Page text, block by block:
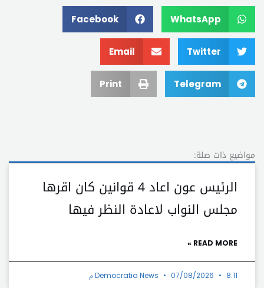
WhatsApp
Facebook
Twitter
Email
Telegram
Print
مواضيع ذات صلة:
الرئيس عون اعاد 4 قوانين كان اقرها
مجلس النواب لاعادة النظر فيها
READ MORE »
Democratia News 07/08/2026 8:11 م